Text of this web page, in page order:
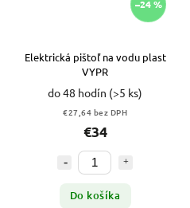
–24 %
Elektrická pištoľ na vodu plast
VYPR
do 48 hodín (>5 ks)
€27,64 bez DPH
€34
Do košíka